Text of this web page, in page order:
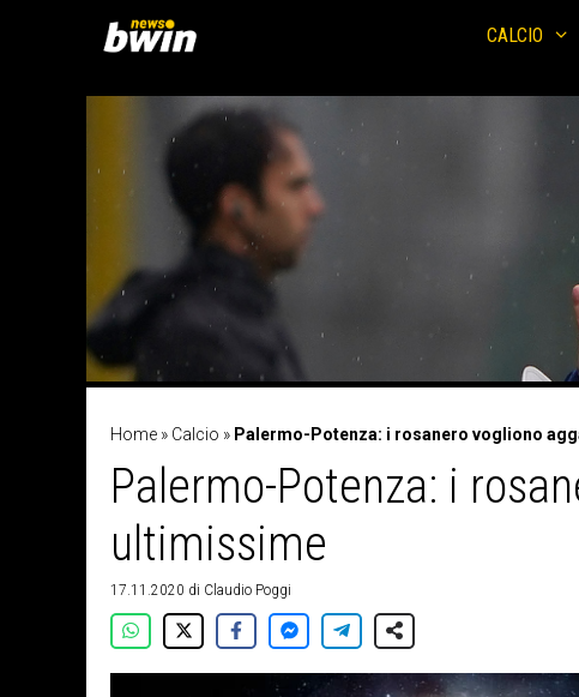
CALCIO
Home » Calcio » Palermo-Potenza: i rosanero vogliono
Palermo-Potenza: i
ultimissime
17.11.2020 di Claudio Poggi